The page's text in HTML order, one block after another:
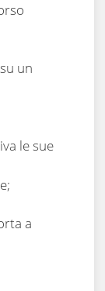
un
le sue
a